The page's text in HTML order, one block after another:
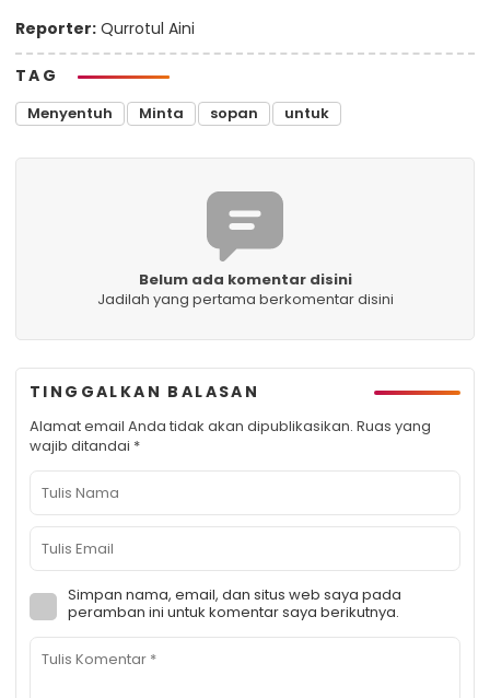
Reporter: Qurrotul Aini
TAG
Menyentuh Minta sopan untuk
Belum ada komentar disini
Jadilah yang pertama berkomentar disini
TINGGALKAN BALASAN
Alamat email Anda tidak akan dipublikasikan. Ruas yang
wajib ditandai *
Simpan nama, email, dan situs web saya pada
peramban ini untuk komentar saya berikutnya.